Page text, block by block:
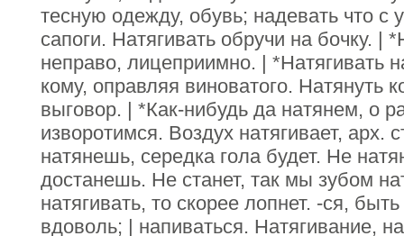
тесную одежду, обувь; надевать что с
сапоги. Натягивать обручи на бочку. |
неправо, лицеприимно. | *Натягивать
кому, оправляя виноватого. Натянуть
выговор. | *Как-нибудь да натянем, о
изворотимся. Воздух натягивает, арх.
натянешь, середка гола будет. Не
достанешь. Не станет, так мы зубом
натягивать, то скорее лопнет. -ся,
вдоволь; | напиваться. Натягивание,